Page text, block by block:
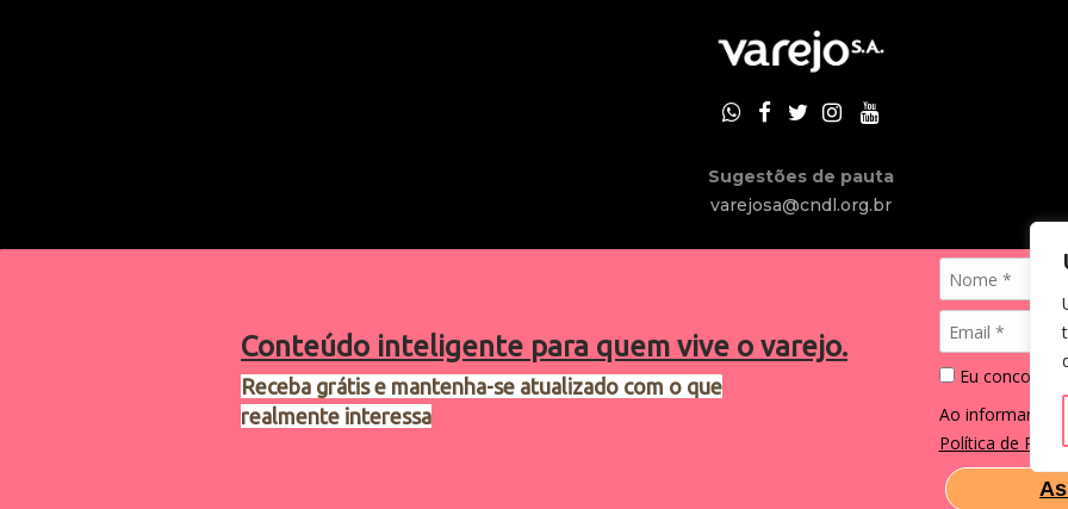
Conteúdo inteligente para quem vive o varejo.
Receba grátis e mantenha-se atualizado com o que
realmente interessa
Eu concordo
Ao informar
Política de
Sugestões de pauta
varejosa@cndl.org.br
2024®. Todos os direitos reservados.